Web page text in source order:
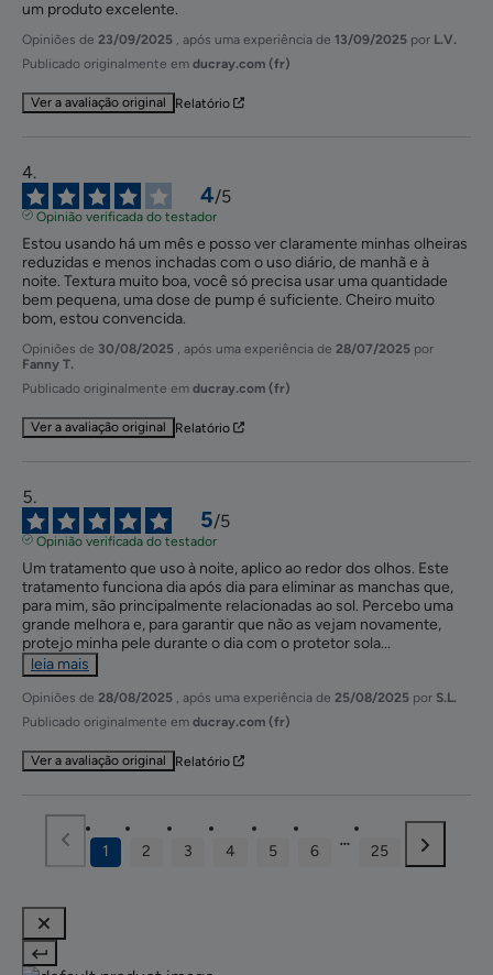
um produto excelente.
Opiniões de 23/09/2025 , após uma experiência de 13/09/2025 por L.V.
Publicado originalmente em ducray.com (fr)
Ver a avaliação original Relatório
4/5
Opinião verificada do testador
Estou usando há um mês e posso ver claramente minhas olheiras
reduzidas e menos inchadas com o uso diário, de manhã e à
noite. Textura muito boa, você só precisa usar uma quantidade
bem pequena, uma dose de pump é suficiente. Cheiro muito
bom, estou convencida.
Opiniões de 30/08/2025 , após uma experiência de 28/07/2025 por
Fanny T.
Publicado originalmente em ducray.com (fr)
Ver a avaliação original Relatório
5/5
Opinião verificada do testador
Um tratamento que uso à noite, aplico ao redor dos olhos. Este
tratamento funciona dia após dia para eliminar as manchas que,
para mim, são principalmente relacionadas ao sol. Percebo uma
grande melhora e, para garantir que não as vejam novamente,
protejo minha pele durante o dia com o protetor sola...
leia mais
Opiniões de 28/08/2025 , após uma experiência de 25/08/2025 por S.L.
Publicado originalmente em ducray.com (fr)
Ver a avaliação original Relatório
1 2 3 4 5 6 25